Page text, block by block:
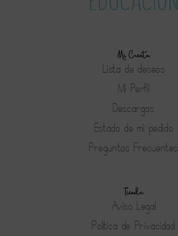
Mi Cuenta
Lista de deseos
Mi Perfil
Descargas
Estado de mi pedido
Preguntas Frecuentes
Tienda
Aviso Legal
Política de Privacidad